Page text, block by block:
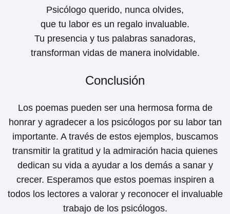
Psicólogo querido, nunca olvides,
que tu labor es un regalo invaluable.
Tu presencia y tus palabras sanadoras,
transforman vidas de manera inolvidable.
Conclusión
Los poemas pueden ser una hermosa forma de
honrar y agradecer a los psicólogos por su labor tan
importante. A través de estos ejemplos, buscamos
transmitir la gratitud y la admiración hacia quienes
dedican su vida a ayudar a los demás a sanar y
crecer. Esperamos que estos poemas inspiren a
todos los lectores a valorar y reconocer el invaluable
trabajo de los psicólogos.